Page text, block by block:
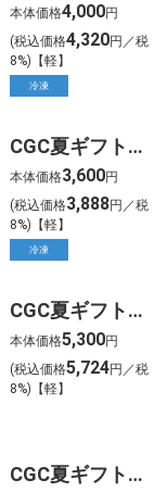
本体価格4,000円
(税込価格4,320円／税
8%)【軽】
冷凍
CGC夏ギフト【1404】銀座京橋 レ ロジェ エギュスキロール ショコラアイスボール(39個)
本体価格3,600円
(税込価格3,888円／税
8%)【軽】
冷凍
CGC夏ギフト【1501】ゴディバ ラングドシャクッキーアソートメント(52枚)
本体価格5,300円
(税込価格5,724円／税
8%)【軽】
CGC夏ギフト【1504】ゴディバ ムースショコラ エ カカオフルーツジュレ(13個)